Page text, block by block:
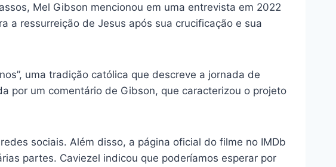
Mel Gibson mencionou em uma entrevista em 2022
a ressurreição de Jesus após sua crucificação e sua
uma tradição católica que descreve a jornada de
por um comentário de Gibson, que caracterizou o projeto
sociais. Além disso, a página oficial do filme no IMDb
partes. Caviezel indicou que poderíamos esperar por